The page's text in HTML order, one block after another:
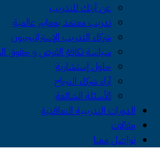
عن آزتك للتدريب
تدريب معتمد بمعايير عالمية
شركاء التدريب الإستراتيجيون
سياسة تكافؤ الفرص و حقوق
حلول إستشارية
آراء شركاء النجاح
الأسئلة الشائعة
الدورات التدريبية التعاقدية
مقالات
تواصل معنا